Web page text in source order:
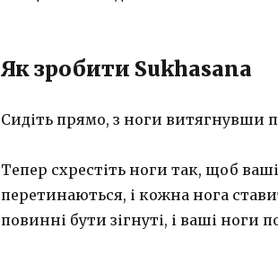
Як зробити Sukhasana
Сидіть прямо, з ноги витягнувши
Тепер схрестіть ноги так, щоб
перетинаються, і кожна нога
повинні бути зігнуті, і ваші ноги